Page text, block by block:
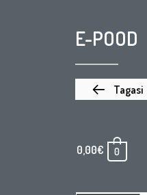
E-POOD
Tagasi
0,00€ 0